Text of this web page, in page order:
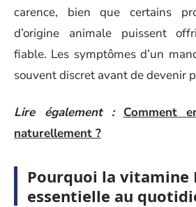
carence, bien que certains
d’origine animale puissent
fiable. Les symptômes d’un
souvent discret avant de devenir
Lire également :
Comment
naturellement ?
Pourquoi la vitamine
essentielle au